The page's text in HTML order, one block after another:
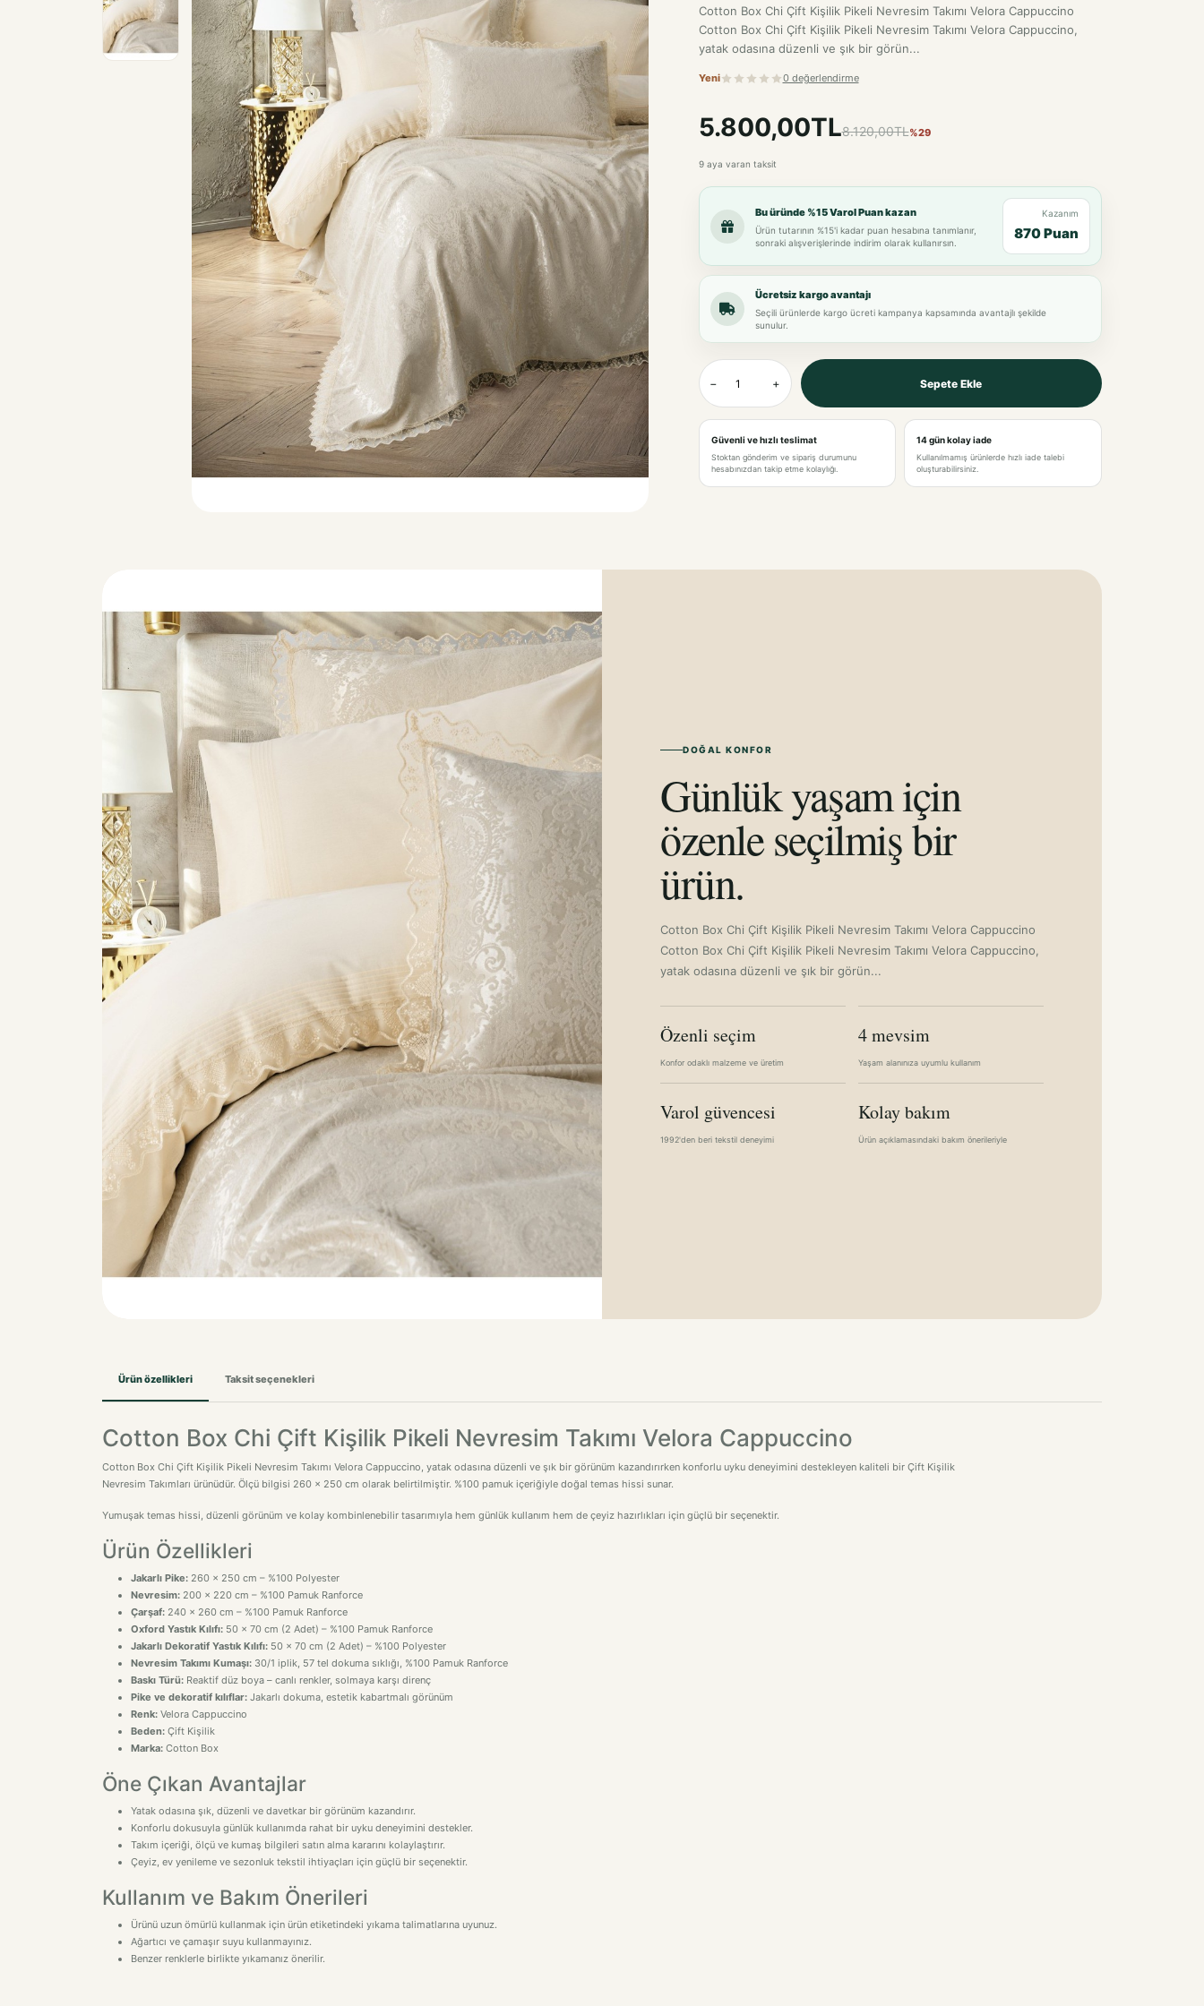
Cotton Box Chi Çift Kişilik Pikeli Nevresim Takımı Velora Cappuccino
Cotton Box Chi Çift Kişilik Pikeli Nevresim Takımı Velora Cappuccino,
yatak odasına düzenli ve şık bir görün...
Yeni 0 değerlendirme
5.800,00TL8.120,00TL%29
9 aya varan taksit
Bu üründe %15 Varol Puan kazan
Ürün tutarının %15'i kadar puan hesabına tanımlanır,
sonraki alışverişlerinde indirim olarak kullanırsın.
Kazanım
870 Puan
Ücretsiz kargo avantajı
Seçili ürünlerde kargo ücreti kampanya kapsamında avantajlı şekilde
sunulur.
− + Sepete Ekle
Güvenli ve hızlı teslimat
Stoktan gönderim ve sipariş durumunu
hesabınızdan takip etme kolaylığı.
14 gün kolay iade
Kullanılmamış ürünlerde hızlı iade talebi
oluşturabilirsiniz.
DOĞAL KONFOR
Günlük yaşam için
özenle seçilmiş bir
ürün.
Cotton Box Chi Çift Kişilik Pikeli Nevresim Takımı Velora Cappuccino
Cotton Box Chi Çift Kişilik Pikeli Nevresim Takımı Velora Cappuccino,
yatak odasına düzenli ve şık bir görün...
Özenli seçim
Konfor odaklı malzeme ve üretim
4 mevsim
Yaşam alanınıza uyumlu kullanım
Varol güvencesi
1992'den beri tekstil deneyimi
Kolay bakım
Ürün açıklamasındaki bakım önerileriyle
Ürün özellikleri Taksit seçenekleri
Cotton Box Chi Çift Kişilik Pikeli Nevresim Takımı Velora Cappuccino
Cotton Box Chi Çift Kişilik Pikeli Nevresim Takımı Velora Cappuccino, yatak odasına düzenli ve şık bir görünüm kazandırırken konforlu uyku deneyimini destekleyen kaliteli bir Çift Kişilik
Nevresim Takımları ürünüdür. Ölçü bilgisi 260 x 250 cm olarak belirtilmiştir. %100 pamuk içeriğiyle doğal temas hissi sunar.
Yumuşak temas hissi, düzenli görünüm ve kolay kombinlenebilir tasarımıyla hem günlük kullanım hem de çeyiz hazırlıkları için güçlü bir seçenektir.
Ürün Özellikleri
Jakarlı Pike: 260 x 250 cm – %100 Polyester
Nevresim: 200 x 220 cm – %100 Pamuk Ranforce
Çarşaf: 240 x 260 cm – %100 Pamuk Ranforce
Oxford Yastık Kılıfı: 50 x 70 cm (2 Adet) – %100 Pamuk Ranforce
Jakarlı Dekoratif Yastık Kılıfı: 50 x 70 cm (2 Adet) – %100 Polyester
Nevresim Takımı Kumaşı: 30/1 iplik, 57 tel dokuma sıklığı, %100 Pamuk Ranforce
Baskı Türü: Reaktif düz boya – canlı renkler, solmaya karşı direnç
Pike ve dekoratif kılıflar: Jakarlı dokuma, estetik kabartmalı görünüm
Renk: Velora Cappuccino
Beden: Çift Kişilik
Marka: Cotton Box
Öne Çıkan Avantajlar
Yatak odasına şık, düzenli ve davetkar bir görünüm kazandırır.
Konforlu dokusuyla günlük kullanımda rahat bir uyku deneyimini destekler.
Takım içeriği, ölçü ve kumaş bilgileri satın alma kararını kolaylaştırır.
Çeyiz, ev yenileme ve sezonluk tekstil ihtiyaçları için güçlü bir seçenektir.
Kullanım ve Bakım Önerileri
Ürünü uzun ömürlü kullanmak için ürün etiketindeki yıkama talimatlarına uyunuz.
Ağartıcı ve çamaşır suyu kullanmayınız.
Benzer renklerle birlikte yıkamanız önerilir.